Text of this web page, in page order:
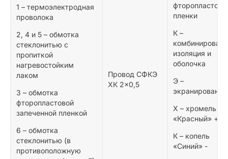
1 – термоэлектродная
проволока
2, 4 и 5 – обмотка
стеклонитью с
пропиткой
нагревостойким
лаком
3 – обмотка
фторопластовой
запеченной пленкой
6 – обмотка
стеклонитью (в
противоположную
Провод СФКЭ
ХК 2×0,5
пленки
К –
изоляция и
оболочка
Э –
Х – хромель
«Красный» +
К – копель
«Синий» -